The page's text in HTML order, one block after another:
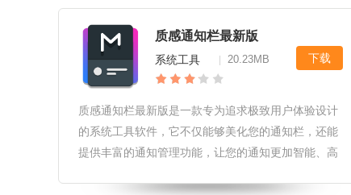
能手机、平
质感通知栏最新版
系统工具 20.23MB 下载
质感通知栏最新版是一款专为追求极致用户体验设计
的系统工具软件，它不仅能够美化您的通知栏，还能
提供丰富的通知管理功能，让您的通知更加智能、高